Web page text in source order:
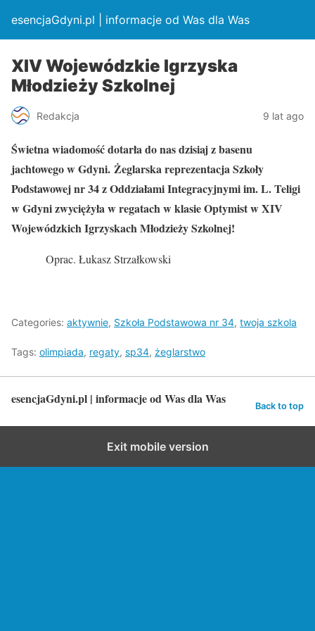
esencjaGdyni.pl | informacje od Was dla Was
XIV Wojewódzkie Igrzyska
Młodzieży Szkolnej
Redakcja 9 lat ago
Świetna wiadomość dotarła do nas dzisiaj z basenu
jachtowego w Gdyni. Żeglarska reprezentacja Szkoły
Podstawowej nr 34 z Oddziałami Integracyjnymi im. L. Teligi
w Gdyni zwyciężyła w regatach w klasie Optymist w XIV
Wojewódzkich Igrzyskach Młodzieży Szkolnej!
Oprac. Łukasz Strzałkowski
Categories: aktywnie, Szkoła Podstawowa nr 34, twoja szkola
Tags: olimpiada, regaty, sp34, żeglarstwo
esencjaGdyni.pl | informacje od Was dla Was Back to top
Exit mobile version